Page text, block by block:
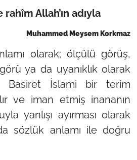
rahîm Allah’ın adıyla
Muhammed Meysem Korkmaz
olarak; ölçülü görüş,
ya da uyanıklık olarak
Basiret İslami bir terim
ve iman etmiş inananın
yanlışı ayırması olarak
sözlük anlamı ile doğru